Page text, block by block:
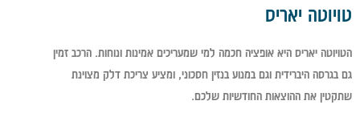
טויוטה יאריס
הטויוטה יאריס היא אופציה חכמה למי שמעריכים אמינות ונוחות. הרכב זמין
גם בגרסה היברידית וגם במנוע בנזין חסכוני, ומציע צריכת דלק מצוינת
שתקטין את ההוצאות החודשיות שלכם.